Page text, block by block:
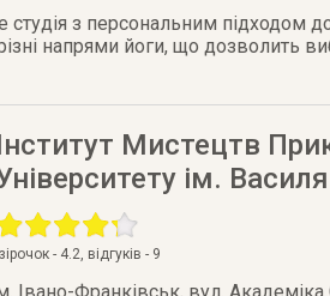
студія з персональним підходом
різні напрями йоги, що дозволить
Мистецтв
ім.
зірочок - 4.2, відгуків - 9